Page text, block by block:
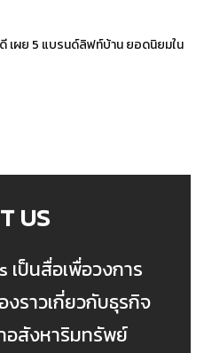
เผย 5 แบรนด์ลิฟท์บ้าน ยอดนิยมใน
US
เป็นสื่อเพื่อวงการ
งราวเกี่ยวกับธุรกิจ
สังหาริมทรัพย์